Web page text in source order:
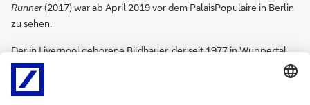
Runner(2017) war ab April 2019 vor dem PalaisPopulaire in Berlin
zu sehen.
Der in Liverpool geborene Bildhauer, der seit 1977 in Wuppertal
lebt, zählt zu den zentralen Positionen in der Sammlung Deutsche
Bank. Schon früh wurden zahlreiche Arbeiten auf Papier von ihm
gesammelt. Seine monumentale, aus tausenden von Spielwürfeln